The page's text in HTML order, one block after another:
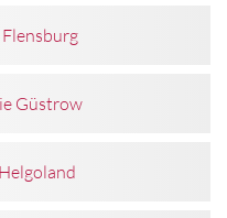
Güstrow